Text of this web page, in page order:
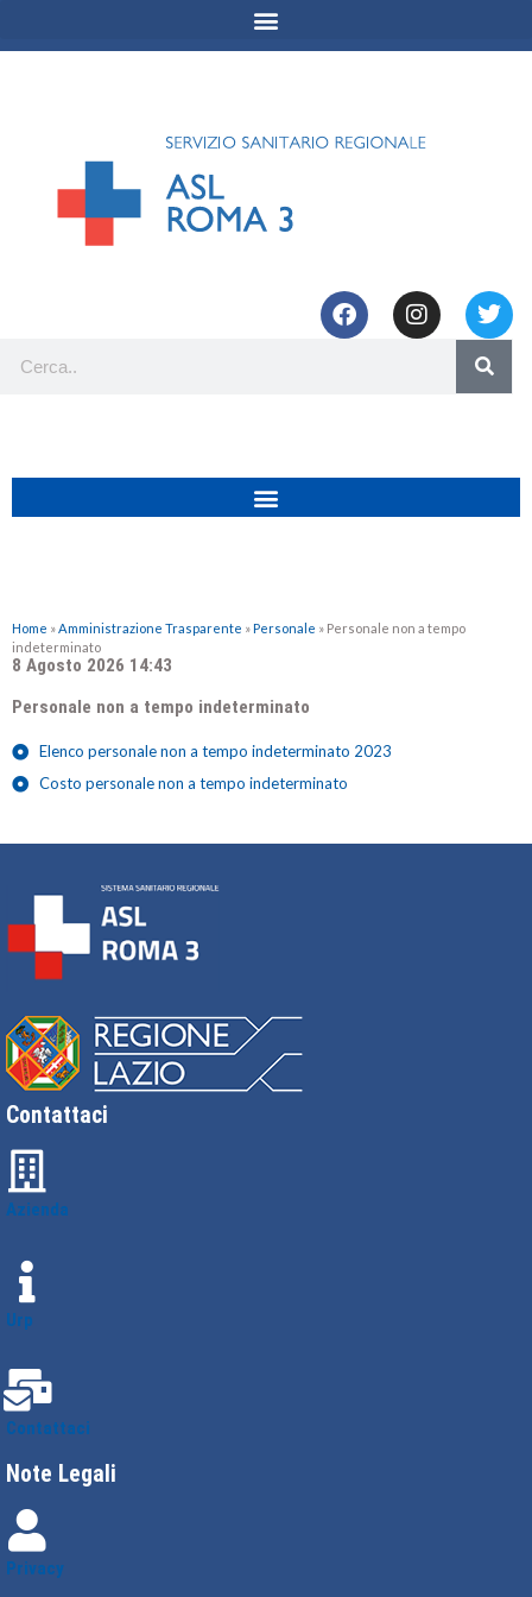
Home »Amministrazione Trasparente »Personale » Personale non a tempo
indeterminato
8 Agosto 2026 14:43
Personale non a tempo indeterminato
Elenco personale non a tempo indeterminato 2023
Costo personale non a tempo indeterminato
Contattaci
Azienda
Urp
Contattaci
Note Legali
Privacy